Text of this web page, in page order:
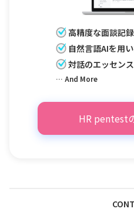
高精度な面談記
自然言語AIを用
対話のエッセン
… And More
HR pentest